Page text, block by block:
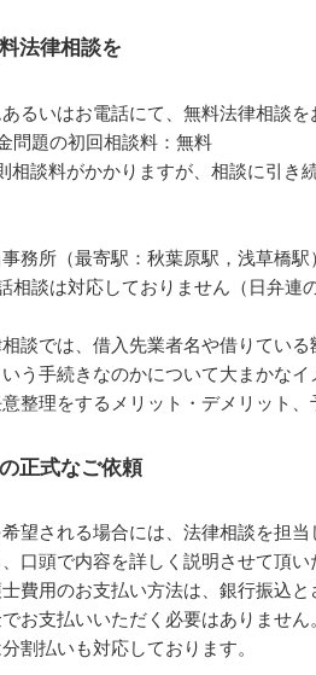
法律相談を
るいはお電話にて、無料法律相談を
問題の初回相談料：無料
相談料がかかりますが、相談に引き
務所（最寄駅：秋葉原駅，浅草橋駅
相談は対応しておりません（日弁連
談では、借入先業者名や借りてい
う手続きなのかについて大まかなイ
整理をするメリット・デメリット
正式なご依頼
望される場合には、法律相談を担
口頭で内容を詳しく説明させて頂い
費用のお支払い方法は、銀行振込と
お支払いいただく必要はありません
割払いも対応しております。